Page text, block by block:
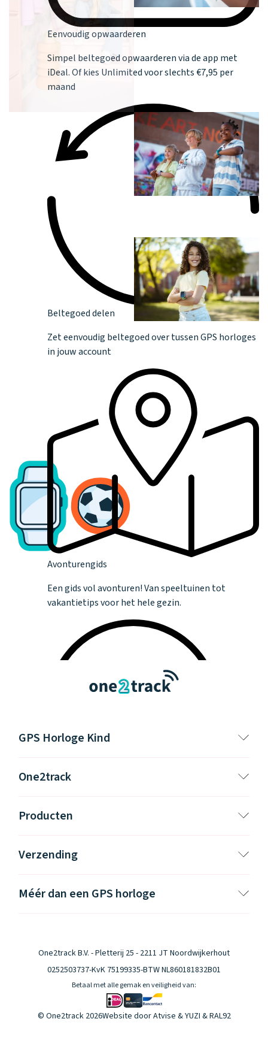
Eenvoudig opwaarderen
Simpel beltegoed opwaarderen via de app met
iDeal. Of kies Unlimited voor slechts €7,95 per
maand
Beltegoed delen
Zet eenvoudig beltegoed over tussen GPS horloges
in jouw account
Avonturengids
Een gids vol avonturen! Van speeltuinen tot
vakantietips voor het hele gezin.
Zet het GPS horloge op stil tijdens de ingestelde
GPS Horloge Kind
One2track
Producten
Verzending
Méér dan een GPS horloge
© One2track 2026Website doorAtvise &YUZI & RAL92
Betaal met alle gemak en veiligheid van:
One2track B.V. - Pletterij 25 - 2211 JT Noordwijkerhout
0252503737-KvK 75199335-BTW NL860181832B01